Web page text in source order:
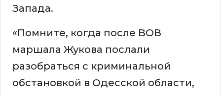
Запада.
«Помните, когда после ВОВ
маршала Жукова послали
разобраться с криминальной
обстановкой в Одесской области,